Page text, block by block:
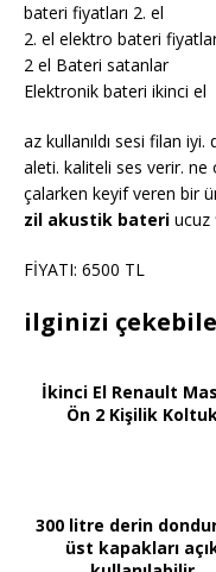
bateri fiyatları 2. el
2. el elektro bateri
2 el Bateri satanlar
Elektronik bateri ikinci el
az kullanıldı sesi filan
aleti. kaliteli ses verir.
çalarken keyif veren bir
zil akustik bateri ucuz
FİYATI: 6500 TL
ilginizi
İkinci El Renault
Ön 2 Kişilik
300 litre derin
üst kapakları